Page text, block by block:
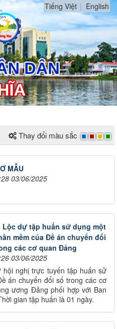
Tiếng Việt English
Thay đổi màu sắc
MẪU
03/06/2025
Lộc dự tập huấn sử dụng một
mềm của Đề án chuyển đổi
các cơ quan Đảng
03/06/2025
hội nghị trực tuyến tập huấn sử
án chuyển đổi số trong các cơ
ương Đảng phối hợp với Ban
gian tập huấn là 01 ngày.